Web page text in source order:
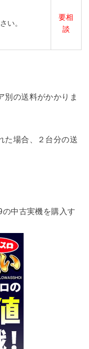
い。
要相
談
別の送料がかかりま
た場合、２台分の送
の中古実機を購入す